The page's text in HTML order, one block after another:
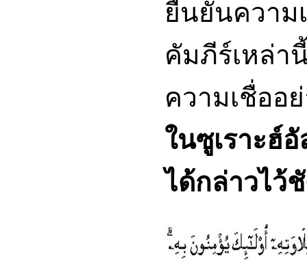
ยืนยันความ
คัมภีร์เหล่า
ความเชื่ออ
ในซูเราะฮ์
ได้กล่าวไว้